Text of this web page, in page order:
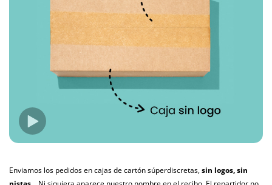
Enviamos los pedidos en cajas de cartón súperdiscretas,sin logos, sin